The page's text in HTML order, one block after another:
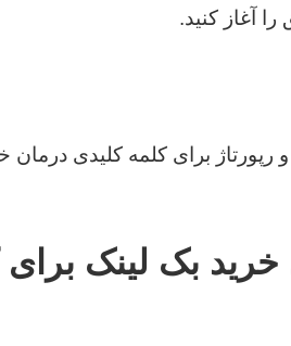
آغاز کنید.
خرید بک لینک